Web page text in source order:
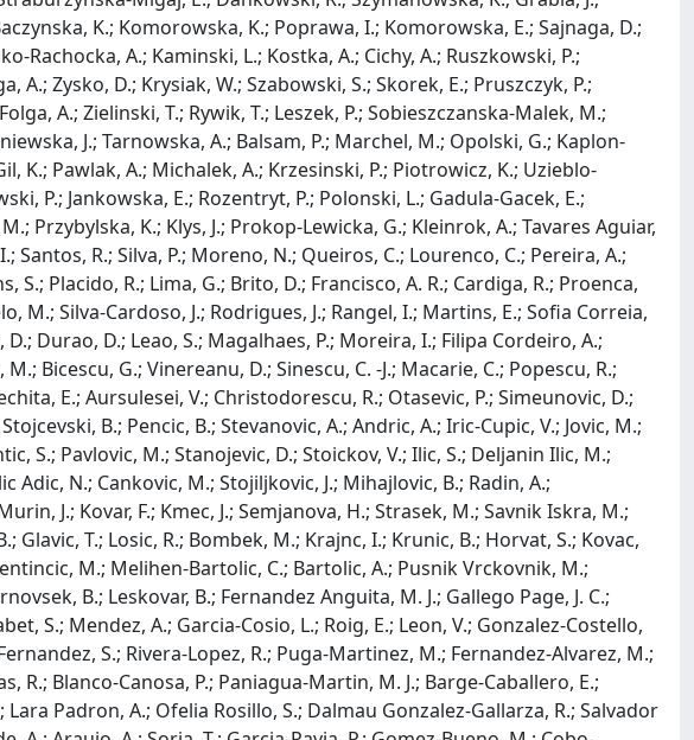
K.; Komorowska, K.; Poprawa, I.; Komorowska, E.; Sajnaga, D.;
Rachocka, A.; Kaminski, L.; Kostka, A.; Cichy, A.; Ruszkowski, P.;
A.; Zysko, D.; Krysiak, W.; Szabowski, S.; Skorek, E.; Pruszczyk, P.;
A.; Zielinski, T.; Rywik, T.; Leszek, P.; Sobieszczanska-Malek, M.;
J.; Tarnowska, A.; Balsam, P.; Marchel, M.; Opolski, G.; Kaplon-
K.; Pawlak, A.; Michalek, A.; Krzesinski, P.; Piotrowicz, K.; Uzieblo-
P.; Jankowska, E.; Rozentryt, P.; Polonski, L.; Gadula-Gacek, E.;
Przybylska, K.; Klys, J.; Prokop-Lewicka, G.; Kleinrok, A.; Tavares Aguiar,
Santos, R.; Silva, P.; Moreno, N.; Queiros, C.; Lourenco, C.; Pereira, A.;
Placido, R.; Lima, G.; Brito, D.; Francisco, A. R.; Cardiga, R.; Proenca,
M.; Silva-Cardoso, J.; Rodrigues, J.; Rangel, I.; Martins, E.; Sofia Correia,
Durao, D.; Leao, S.; Magalhaes, P.; Moreira, I.; Filipa Cordeiro, A.;
Bicescu, G.; Vinereanu, D.; Sinescu, C. -J.; Macarie, C.; Popescu, R.;
E.; Aursulesei, V.; Christodorescu, R.; Otasevic, P.; Simeunovic, D.;
B.; Pencic, B.; Stevanovic, A.; Andric, A.; Iric-Cupic, V.; Jovic, M.;
S.; Pavlovic, M.; Stanojevic, D.; Stoickov, V.; Ilic, S.; Deljanin Ilic, M.;
Adic, N.; Cankovic, M.; Stojiljkovic, J.; Mihajlovic, B.; Radin, A.;
J.; Kovar, F.; Kmec, J.; Semjanova, H.; Strasek, M.; Savnik Iskra, M.;
Glavic, T.; Losic, R.; Bombek, M.; Krajnc, I.; Krunic, B.; Horvat, S.; Kovac,
M.; Melihen-Bartolic, C.; Bartolic, A.; Pusnik Vrckovnik, M.;
B.; Leskovar, B.; Fernandez Anguita, M. J.; Gallego Page, J. C.;
S.; Mendez, A.; Garcia-Cosio, L.; Roig, E.; Leon, V.; Gonzalez-Costello,
S.; Rivera-Lopez, R.; Puga-Martinez, M.; Fernandez-Alvarez, M.;
R.; Blanco-Canosa, P.; Paniagua-Martin, M. J.; Barge-Caballero, E.;
Padron, A.; Ofelia Rosillo, S.; Dalmau Gonzalez-Gallarza, R.; Salvador